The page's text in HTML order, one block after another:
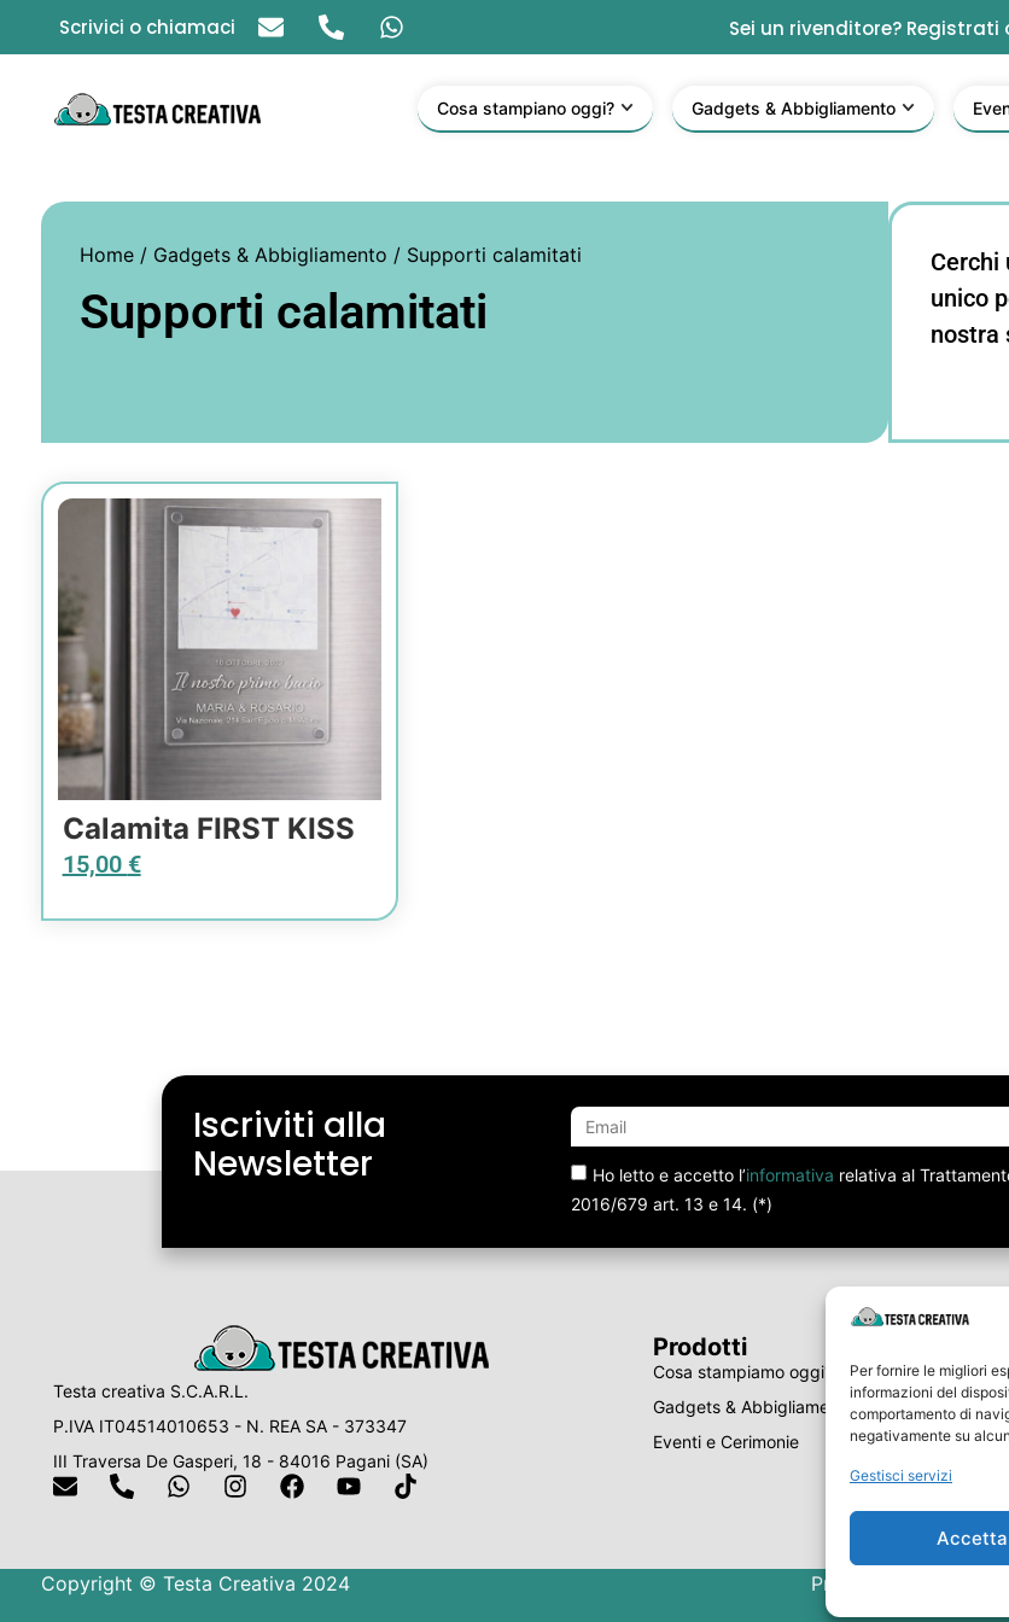
Per fornire le migliori
informazioni del
comportamento di
negativamente su
Gestisci servizi
Accetta
Scrivici o chiamaci Sei un rivenditore? Registrati
Cosa stampiano oggi? Gadgets & Abbigliamento
Home/ Gadgets & Abbigliamento / Supporti calamitati
Supporti calamitati
Cerchi
unico
nostra
Calamita FIRST KISS
15,00 €
Iscriviti alla
Newsletter
Ho letto e accetto l’informativa relativa al
2016/679 art. 13 e 14. (*)
Testa creativa S.C.A.R.L.
P.IVA IT04514010653 - N. REA SA - 373347
III Traversa De Gasperi, 18 - 84016 Pagani (SA)
Prodotti
Cosa stampiamo oggi?
Gadgets & Abbigliamento
Eventi e Cerimonie
Copyright © Testa Creativa 2024 Privacy Policy